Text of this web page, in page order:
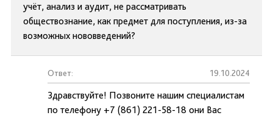
учёт, анализ и аудит, не рассматривать
обществознание, как предмет для поступления, из-за
возможных нововведений?
Ответ: 19.10.2024
Здравствуйте! Позвоните нашим специалистам
по телефону +7 (861) 221-58-18 они Вас